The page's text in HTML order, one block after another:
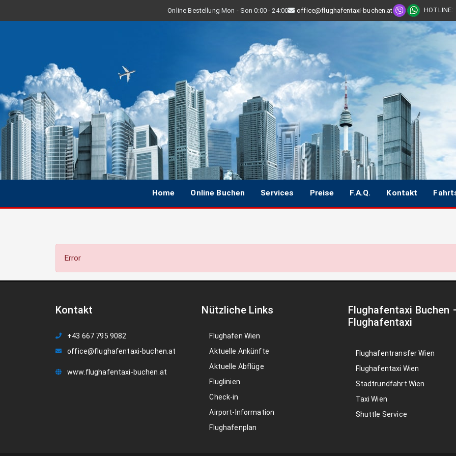
Online Bestellung Mon - Son 0:00 - 24:00 office@flughafentaxi-buchen.at HOTLINE:
Home Online Buchen Services Preise F.A.Q. Kontakt
Error
Kontakt
+43 667 795 9082
office@flughafentaxi-buchen.at
www.flughafentaxi-buchen.at
Nützliche Links
Flughafen Wien
Aktuelle Ankünfte
Aktuelle Abflüge
Fluglinien
Check-in
Airport-Information
Flughafenplan
Flughafentaxi Buchen
Flughafentaxi
Flughafentransfer Wien
Flughafentaxi Wien
Stadtrundfahrt Wien
Taxi Wien
Shuttle Service